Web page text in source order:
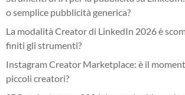
o semplice pubblicità generica?
La modalità Creator di LinkedIn 2026 è
finiti gli strumenti?
Instagram Creator Marketplace: è il
piccoli creatori?